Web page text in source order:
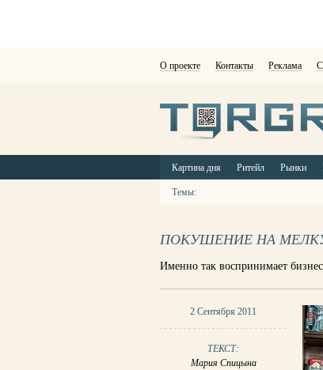
О проекте Контакты Реклама
Картина дня Ритейл Рынки
Темы:
ПОКУШЕНИЕ НА
Именно так воспринимает
2 Сентября 2011
ТЕКСТ:
Мария Спицына